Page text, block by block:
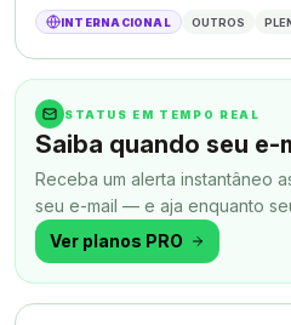
INTERNACIONAL OUTROS
STATUS EM TEMPO REAL
Saiba quando seu
Receba um alerta instantâneo
seu e-mail — e aja enquanto
na memória.
Ver planos PRO